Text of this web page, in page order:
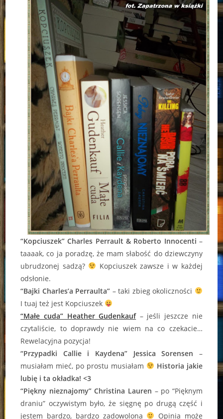
“Kopciuszek” Charles Perrault & Roberto Innocenti –
taaaak, co ja poradzę, że mam słabość do dziewczyny
ubrudzonej sadzą?
Kopciuszek zawsze i w każdej
odsłonie.
“Bajki Charles’a Perraulta” – taki zbieg okoliczności
I tuaj też jest Kopciuszek
“Małe cuda” Heather Gudenkauf – jeśli jeszcze nie
czytaliście, to doprawdy nie wiem na co czekacie…
Rewelacyjna pozycja!
“Przypadki Callie i Kaydena” Jessica Sorensen –
musiałam mieć, po prostu musiałam
Historia jakie
lubię i ta okładka! <3
“Piękny nieznajomy” Christina Lauren – po “Pięknym
draniu” oczywistym było, że sięgnę po drugą część i
jestem bardzo, bardzo zadowolona
Opinia może